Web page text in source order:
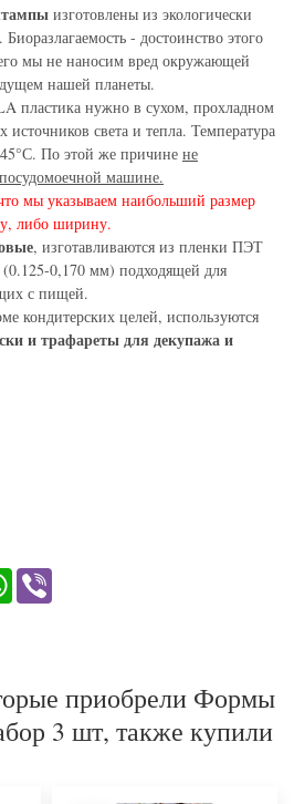
изготовлены из экологически
- достоинство этого
мы не наносим вред окружающей
нашей планеты.
пластика нужно в сухом, прохладном
света и тепла. Температура
По этой же причине не
машине.
мы указываем наибольший размер
либо ширину.
, изготавливаются из пленки ПЭТ
0,170 мм) подходящей для
с пищей.
кондитерских целей, используются
и трафареты для декупажа и
WhatsApp
приобрели Формы
3 шт, также купили